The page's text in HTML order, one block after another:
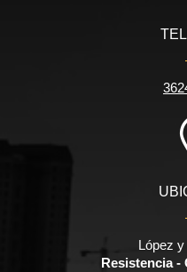
López
Resistencia -